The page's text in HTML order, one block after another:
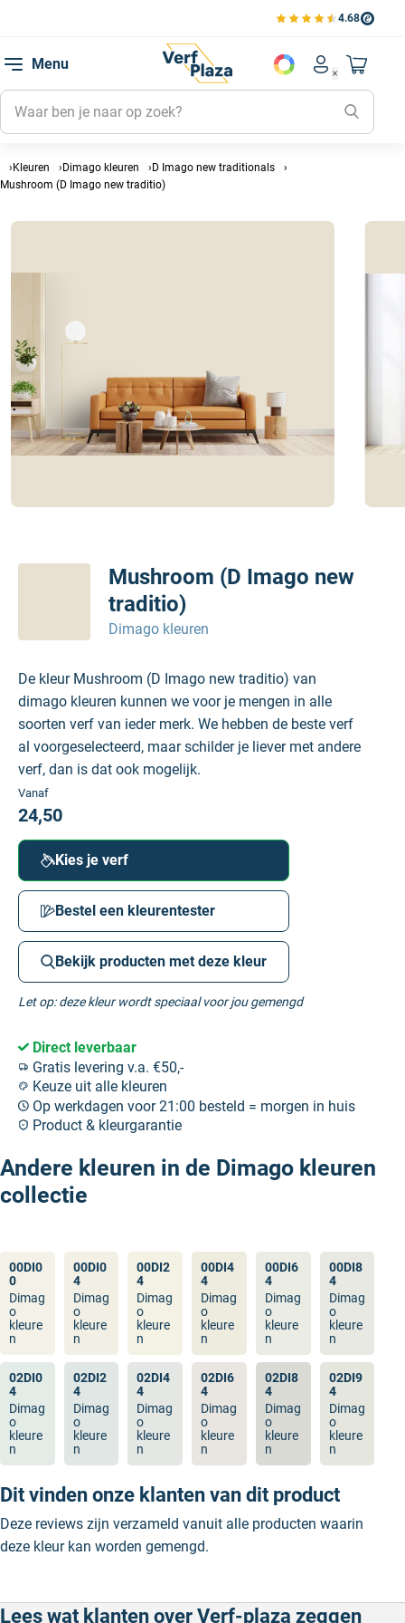
4.68
Bekijk de verfplaza
Menu
Account
Mijn
Mijn
Mijn
Naar
Kleuren Dimago kleuren
D Imago new traditionals
Mushroom (D Imago new traditio)
Mushroom (D Imago new
traditio)
Dimago kleuren
De kleur Mushroom (D Imago new traditio) van
dimago kleuren kunnen we voor je mengen in alle
soorten verf van ieder merk. We hebben de beste verf
al voorgeselecteerd, maar schilder je liever met andere
verf, dan is dat ook mogelijk.
Vanaf
24,50
Kies je verf
Bestel een kleurentester
Bekijk producten met deze kleur
Let op: deze kleur wordt speciaal voor jou gemengd
Direct leverbaar
Gratis levering v.a. €50,-
Keuze uit alle kleuren
Op werkdagen voor 21:00 besteld = morgen in huis
Product & kleurgarantie
Andere kleuren in de Dimago kleuren
collectie
00DI0
0
Dimag
o
kleure
n
00DI0
4
Dimag
o
kleure
n
00DI2
4
Dimag
o
kleure
n
00DI4
4
Dimag
o
kleure
n
00DI6
4
Dimag
o
kleure
n
00DI8
4
Dimag
o
kleure
n
02DI0
4
Dimag
o
kleure
n
02DI2
4
Dimag
o
kleure
n
02DI4
4
Dimag
o
kleure
n
02DI6
4
Dimag
o
kleure
n
02DI8
4
Dimag
o
kleure
n
02DI9
4
Dimag
o
kleure
n
Dit vinden onze klanten van dit product
Deze reviews zijn verzameld vanuit alle producten waarin
deze kleur kan worden gemengd.
Lees wat klanten over Verf-plaza zeggen